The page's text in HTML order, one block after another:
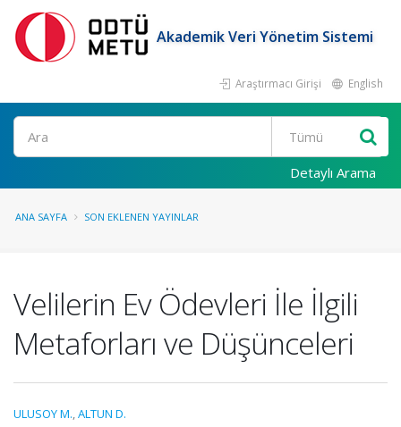
Akademik Veri Yönetim Sistemi
Araştırmacı Girişi English
Ara
Detaylı Arama
ANA SAYFA SON EKLENEN YAYINLAR
Velilerin Ev Ödevleri İle İlgili
Metaforları ve Düşünceleri
ULUSOY M.,ALTUN D.